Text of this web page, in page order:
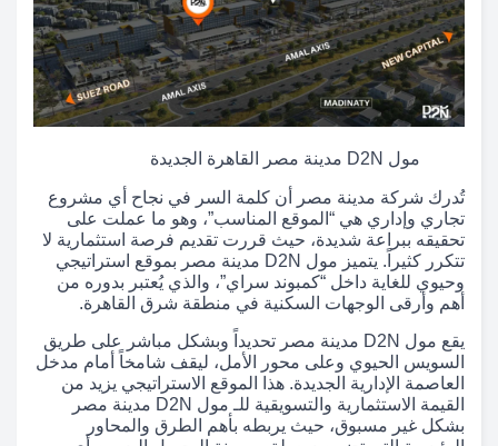
مول D2N مدينة مصر القاهرة الجديدة
تُدرك شركة مدينة مصر أن كلمة السر في نجاح أي مشروع
تجاري وإداري هي “الموقع المناسب”، وهو ما عملت على
تحقيقه ببراعة شديدة، حيث قررت تقديم فرصة استثمارية لا
تتكرر كثيراً. يتميز مول D2N مدينة مصر بموقع استراتيجي
وحيوي للغاية داخل “كمبوند سراي”، والذي يُعتبر بدوره من
أهم وأرقى الوجهات السكنية في منطقة شرق القاهرة.
يقع مول D2N مدينة مصر تحديداً وبشكل مباشر على طريق
السويس الحيوي وعلى محور الأمل، ليقف شامخاً أمام مدخل
العاصمة الإدارية الجديدة. هذا الموقع الاستراتيجي يزيد من
القيمة الاستثمارية والتسويقية للـ مول D2N مدينة مصر
بشكل غير مسبوق، حيث يربطه بأهم الطرق والمحاور